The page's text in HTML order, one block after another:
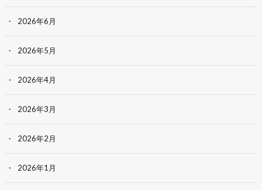
2026年6月
2026年5月
2026年4月
2026年3月
2026年2月
2026年1月